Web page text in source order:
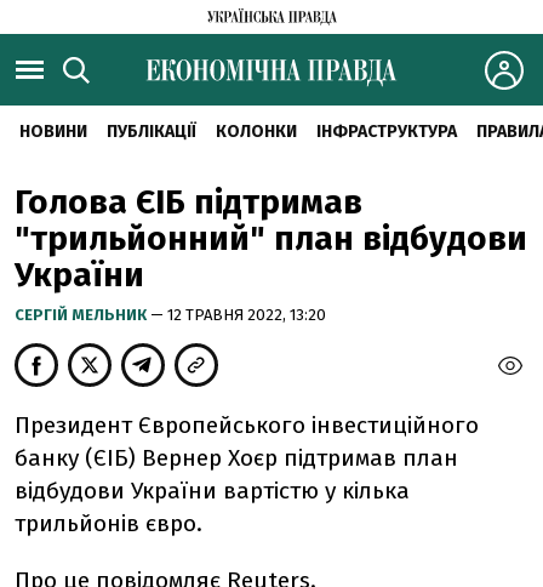
НОВИНИ ПУБЛІКАЦІЇ КОЛОНКИ ІНФРАСТРУКТУРА
Голова ЄІБ підтримав
"трильйонний" план відбудови
України
CЕРГІЙ МЕЛЬНИК — 12 ТРАВНЯ 2022, 13:20
Президент Європейського інвестиційного
банку (ЄІБ) Вернер Хоєр підтримав план
відбудови України вартістю у кілька
трильйонів євро.
Про це повідомляє Reuters.